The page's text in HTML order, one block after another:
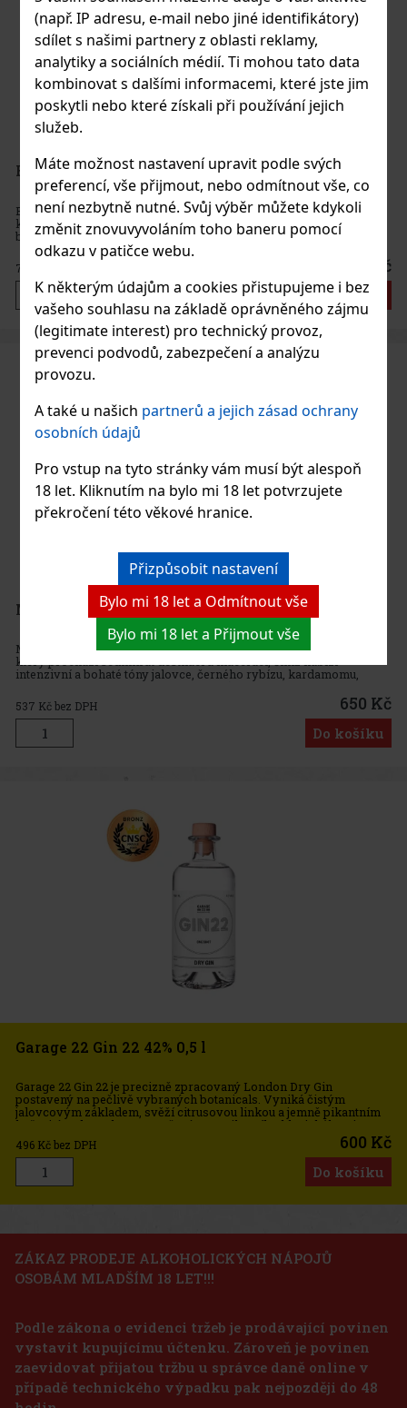
(např. IP adresu, e-mail nebo jiné identifikátory)
sdílet s našimi partnery z oblasti reklamy,
analytiky a sociálních médií. Ti mohou tato data
kombinovat s dalšími informacemi, které jste jim
poskytli nebo které získali při používání jejich
služeb.
Máte možnost nastavení upravit podle svých
preferencí, vše přijmout, nebo odmítnout vše, co
není nezbytně nutné. Svůj výběr můžete kdykoli
změnit znovuvyvoláním toho baneru pomocí
odkazu v patičce webu.
K některým údajům a cookies přistupujeme i bez
vašeho souhlasu na základě oprávněného zájmu
(legitimate interest) pro technický provoz,
prevenci podvodů, zabezpečení a analýzu
provozu.
A také u našich partnerů a jejich zásad ochrany
osobních údajů
Pro vstup na tyto stránky vám musí být alespoň
18 let. Kliknutím na bylo mi 18 let potvrzujete
překročení této věkové hranice.
Přizpůsobit nastavení
Bylo mi 18 let a Odmítnout vše
Bylo mi 18 let a Přijmout vše
Brockmans Premium Gin 1l 40%
Brockmans Premium Gin je výrazně osobitý gin, který se od
klasického stylu odlišuje neobvyklým spojením tradičních
botanicals s ovocnými tóny borůvek a ostružin. Právě díky tomu
působí mimořádně jemně, hladce a přístupně, což značka sama
vystihuje oz
785 950 Kč
Do košíku
Michlers Gin Orange 44% 0,7 l
Michlers Gin Orange je unikátní ručně vyráběný destilovaný gin,
který prochází sedmkrát destilací a macerací, čímž nabízí
intenzivní a bohaté tóny jalovce, černého rybízu, kardamomu,
koriandru, anděliky a pomerančové kůry. Jeho výrazná
pomerančová vů
537 Kč bez DPH 650 Kč
Do košíku
Garage 22 Gin 22 42% 0,5 l
Garage 22 Gin 22 je precizně zpracovaný London Dry Gin
postavený na pečlivě vybraných botanicals. Vyniká čistým
jalovcovým základem, svěží citrusovou linkou a jemně pikantním
kořenitým dozvukem. Je určený pro milovníky klasického ginu,
kteří ocení vý
496 Kč bez DPH 600 Kč
Do košíku
ZÁKAZ PRODEJE ALKOHOLICKÝCH NÁPOJŮ
OSOBÁM MLADŠÍM 18 LET!!!
Podle zákona o evidenci tržeb je prodávající povinen
vystavit kupujícímu účtenku. Zároveň je povinen
zaevidovat přijatou tržbu u správce daně online v
případě technického výpadku pak nejpozději do 48